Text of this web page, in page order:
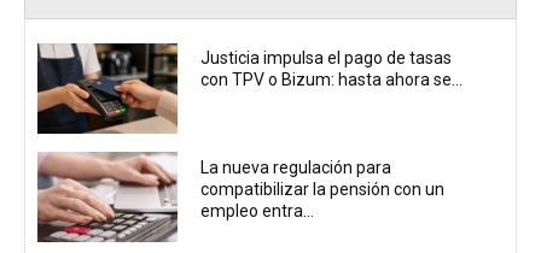
Justicia impulsa el pago de tasas
con TPV o Bizum: hasta ahora se...
La nueva regulación para
compatibilizar la pensión con un
empleo entra...